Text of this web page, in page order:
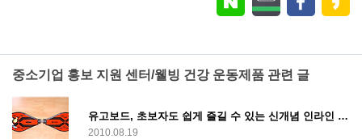
중소기업 홍보 지원 센터/웰빙 건강 운동제품 관련 글
유고보드, 초보자도 쉽게 즐길 수 있는 신개념 인라인 보드
2010.08.19